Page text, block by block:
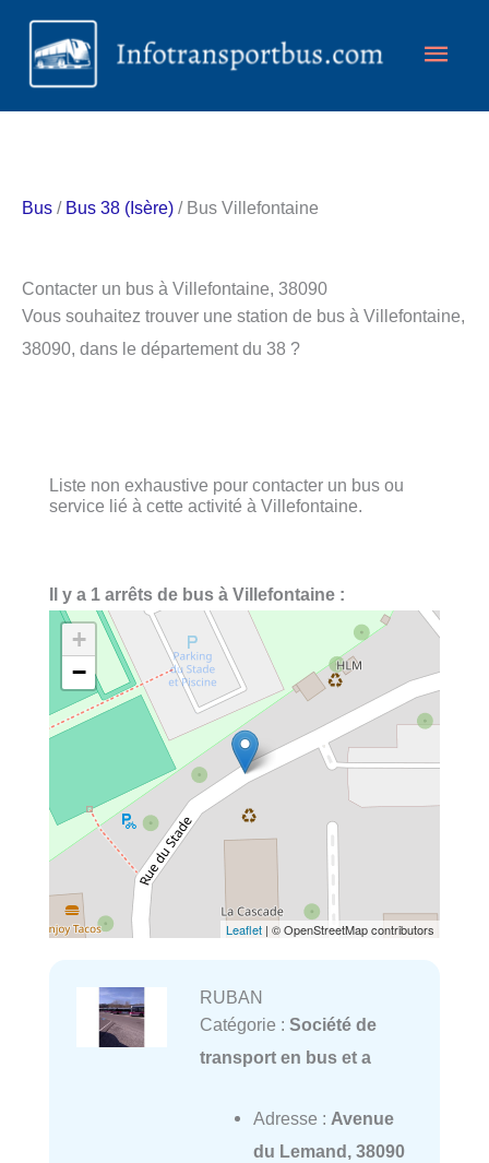
Aller
contenu
Bus / Bus 38 (Isère) / Bus Villefontaine
Contacter un bus à Villefontaine, 38090
Vous souhaitez trouver une station de bus à Villefontaine,
38090, dans le département du 38 ?
Liste non exhaustive pour contacter un bus ou
service lié à cette activité à Villefontaine.
Il y a 1 arrêts de bus à Villefontaine :
+
−
Leaflet | © OpenStreetMap contributors
RUBAN
Catégorie : Société de
transport en bus et a
Adresse : Avenue
du Lemand, 38090